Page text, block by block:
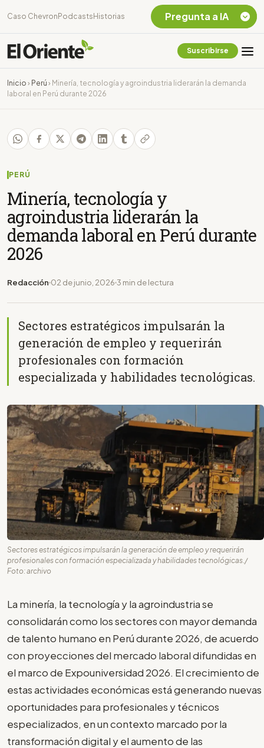
Caso Chevron Podcasts Historias
Suscribirse
Inicio › Perú › Minería, tecnología y agroindustria liderarán la demanda
laboral en Perú durante 2026
PERÚ
Minería, tecnología y
agroindustria liderarán la
demanda laboral en Perú durante
2026
Redacción 02 de junio, 2026 3 min de lectura
Sectores estratégicos impulsarán la
generación de empleo y requerirán
profesionales con formación
especializada y habilidades tecnológicas.
Sectores estratégicos impulsarán la generación de empleo y requerirán
profesionales con formación especializada y habilidades tecnológicas./
Foto: archivo
La minería, la tecnología y la agroindustria se
consolidarán como los sectores con mayor demanda
de talento humano en Perú durante 2026, de acuerdo
con proyecciones del mercado laboral difundidas en
el marco de Expouniversidad 2026. El crecimiento de
estas actividades económicas está generando nuevas
oportunidades para profesionales y técnicos
especializados, en un contexto marcado por la
transformación digital y el aumento de las
Pregunta a IA
Chevron Ecuador